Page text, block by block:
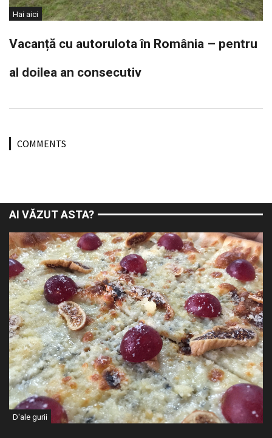
Hai aici
Vacanță cu autorulota în România – pentru
al doilea an consecutiv
COMMENTS
AI VĂZUT ASTA?
D'ale gurii